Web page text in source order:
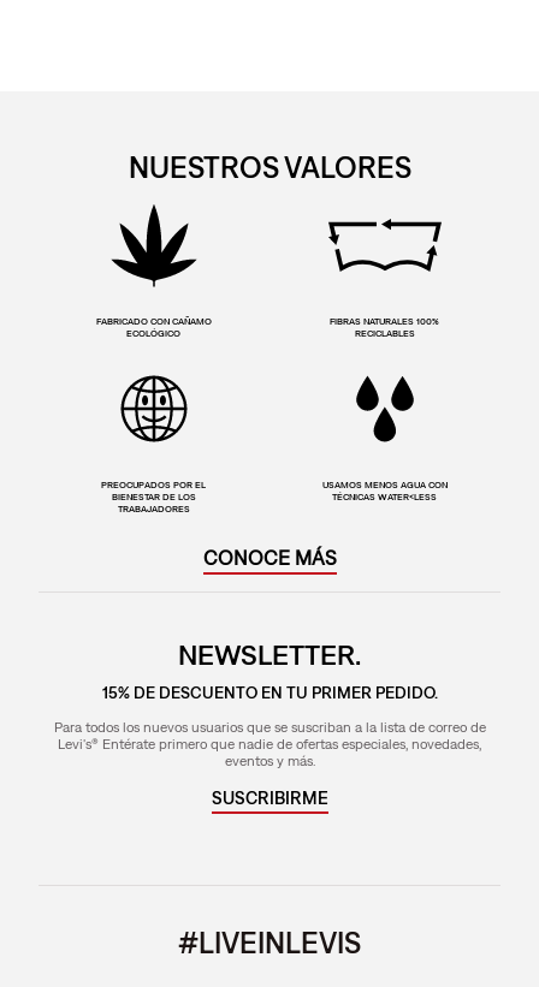
NUESTROS VALORES
FABRICADO CON CAÑAMO
ECOLÓGICO
FIBRAS NATURALES 100%
RECICLABLES
PREOCUPADOS POR EL
BIENESTAR DE LOS
TRABAJADORES
USAMOS MENOS AGUA CON
TÉCNICAS WATER<LESS
CONOCE MÁS
NEWSLETTER.
15% DE DESCUENTO EN TU PRIMER PEDIDO.
Para todos los nuevos usuarios que se suscriban a la lista de correo de
Levi's® Entérate primero que nadie de ofertas especiales, novedades,
eventos y más.
SUSCRIBIRME
#LIVEINLEVIS